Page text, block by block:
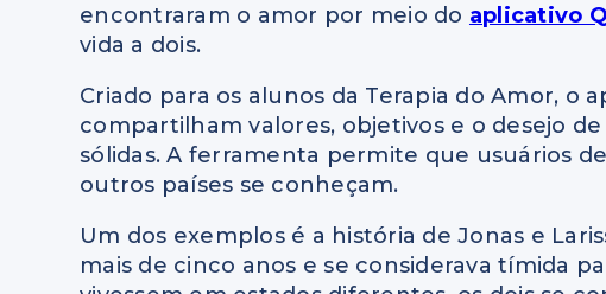
encontraram o amor por meio do aplicativo
vida a dois.
Criado para os alunos da Terapia do Amor, o
compartilham valores, objetivos e o desejo
sólidas. A ferramenta permite que usuários
outros países se conheçam.
Um dos exemplos é a história de Jonas e
mais de cinco anos e se considerava tímida